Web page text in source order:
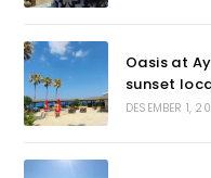
Oasis at
sunset
DESEMBER 1,